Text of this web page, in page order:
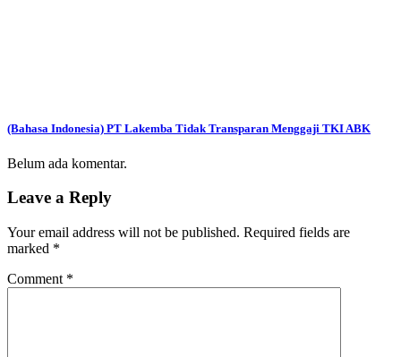
(Bahasa Indonesia) PT Lakemba Tidak Transparan Menggaji TKI ABK
Belum ada komentar.
Leave a Reply
Your email address will not be published. Required fields are
marked *
Comment *